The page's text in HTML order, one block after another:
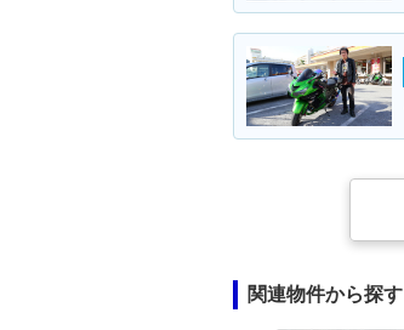
関連物件から探す